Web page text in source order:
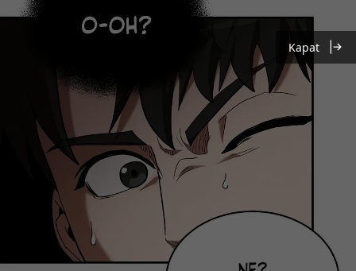
Kapat